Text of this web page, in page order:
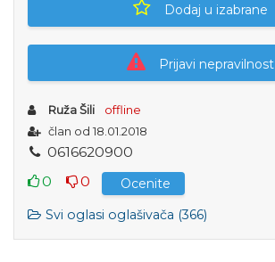
Dodaj u izabrane
Prijavi nepravilnost
Ruža Šili
offline
član od 18.01.2018
0616620900
0
0
Ocenite
Svi oglasi oglašivača (366)